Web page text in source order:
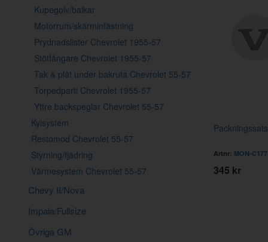
Kupegolv/balkar
Motorrum/skärminfästning
Prydnadslister Chevrolet 1955-57
Stötfångare Chevrolet 1955-57
Tak & plåt under bakruta Chevrolet 55-57
Torpedparti Chevrolet 1955-57
Yttre backspeglar Chevrolet 55-57
Kylsystem
Restomod Chevrolet 55-57
Styrning/fjädring
Värmesystem Chevrolet 55-57
Chevy II/Nova
Impala/Fullsize
Övriga GM
Artnr: MON-C177
345 kr